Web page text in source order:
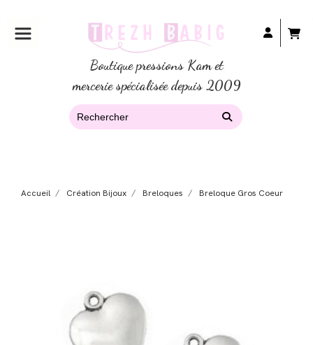
Boutique pressions Kam et
mercerie spécialisée depuis 2009
Accueil Création Bijoux Breloques Breloque Gros Coeur